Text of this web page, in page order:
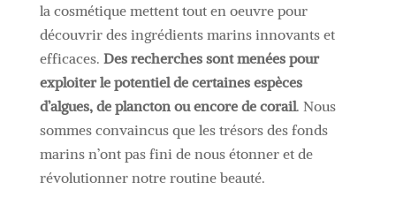
la cosmétique mettent tout en oeuvre pour
découvrir des ingrédients marins innovants et
efficaces. Des recherches sont menées pour
exploiter le potentiel de certaines espèces
d’algues, de plancton ou encore de corail. Nous
sommes convaincus que les trésors des fonds
marins n’ont pas fini de nous étonner et de
révolutionner notre routine beauté.